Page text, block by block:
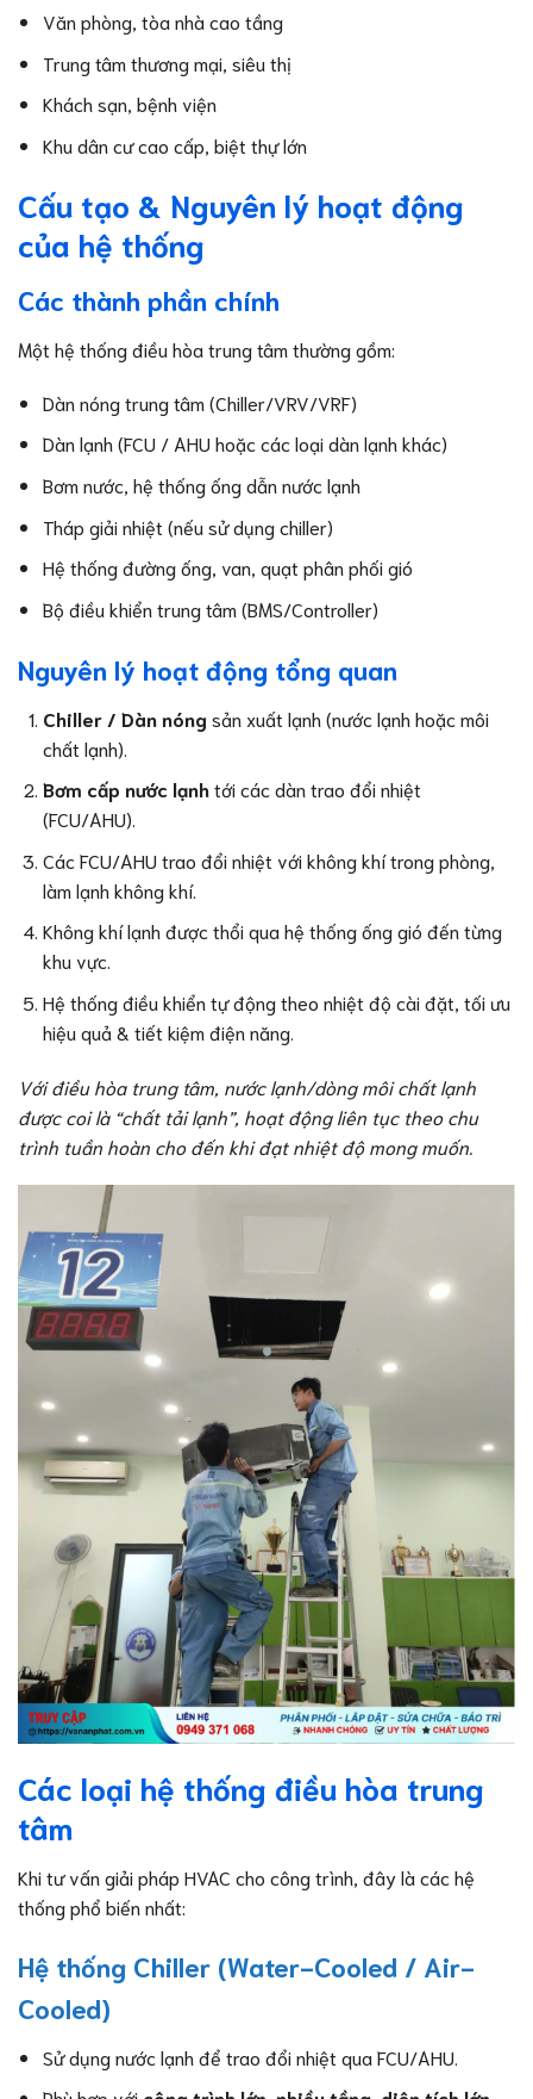
Văn phòng, tòa nhà cao tầng
Trung tâm thương mại, siêu thị
Khách sạn, bệnh viện
Khu dân cư cao cấp, biệt thự lớn
Cấu tạo & Nguyên lý hoạt động
của hệ thống
Các thành phần chính
Một hệ thống điều hòa trung tâm thường gồm:
Dàn nóng trung tâm (Chiller/VRV/VRF)
Dàn lạnh (FCU / AHU hoặc các loại dàn lạnh khác)
Bơm nước, hệ thống ống dẫn nước lạnh
Tháp giải nhiệt (nếu sử dụng chiller)
Hệ thống đường ống, van, quạt phân phối gió
Bộ điều khiển trung tâm (BMS/Controller)
Nguyên lý hoạt động tổng quan
Chiller / Dàn nóngsản xuất lạnh (nước lạnh hoặc môi
chất lạnh).
Bơm cấp nước lạnhtới các dàn trao đổi nhiệt
(FCU/AHU).
Các FCU/AHU trao đổi nhiệt với không khí trong phòng,
làm lạnh không khí.
Không khí lạnh được thổi qua hệ thống ống gió đến từng
khu vực.
Hệ thống điều khiển tự động theo nhiệt độ cài đặt, tối ưu
hiệu quả & tiết kiệm điện năng.
Với điều hòa trung tâm, nước lạnh/dòng môi chất lạnh
được coi là “chất tải lạnh”, hoạt động liên tục theo chu
trình tuần hoàn cho đến khi đạt nhiệt độ mong muốn.
Các loại hệ thống điều hòa trung
tâm
Khi tư vấn giải pháp HVAC cho công trình, đây là các hệ
thống phổ biến nhất:
Hệ thống Chiller (Water-Cooled / Air-
Cooled)
Sử dụng nước lạnh để trao đổi nhiệt qua FCU/AHU.